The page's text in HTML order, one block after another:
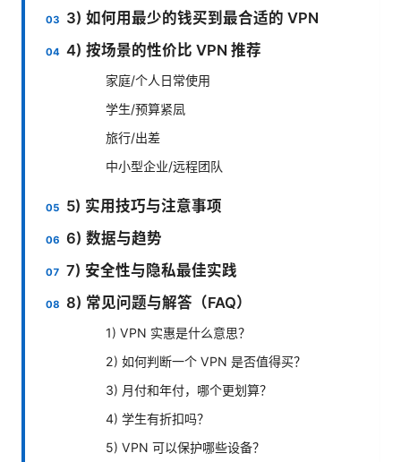
3) 如何用最少的钱买到最合适的 VPN
4) 按场景的性价比 VPN 推荐
家庭/个人日常使用
学生/预算紧凨
旅行/出差
中小型企业/远程团队
5) 实用技巧与注意事项
6) 数据与趋势
7) 安全性与隐私最佳实践
8) 常见问题与解答（FAQ）
1) VPN 实惠是什么意思？
2) 如何判断一个 VPN 是否值得买？
3) 月付和年付，哪个更划算？
4) 学生有折扣吗？
5) VPN 可以保护哪些设备？